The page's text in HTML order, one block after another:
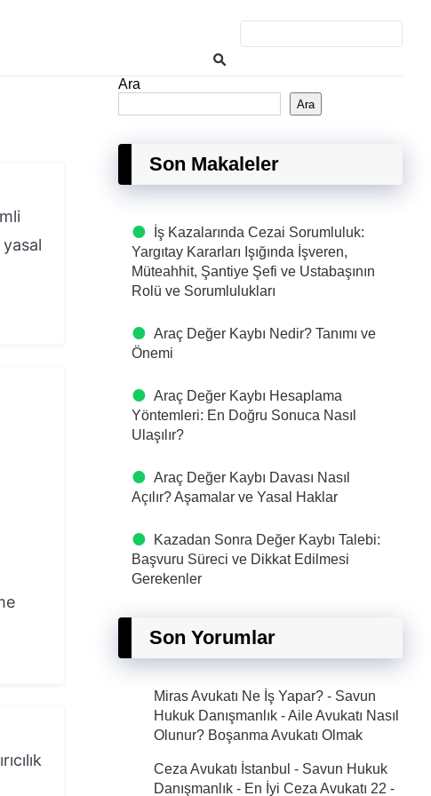
yasal
Ara
Ara
Son Makaleler
İş Kazalarında Cezai Sorumluluk:
Yargıtay Kararları Işığında İşveren,
Müteahhit, Şantiye Şefi ve Ustabaşının
Rolü ve Sorumlulukları
Araç Değer Kaybı Nedir? Tanımı ve
Önemi
Araç Değer Kaybı Hesaplama
Yöntemleri: En Doğru Sonuca Nasıl
Ulaşılır?
Araç Değer Kaybı Davası Nasıl
Açılır? Aşamalar ve Yasal Haklar
Kazadan Sonra Değer Kaybı Talebi:
Başvuru Süreci ve Dikkat Edilmesi
Gerekenler
Son Yorumlar
Miras Avukatı Ne İş Yapar? - Savun
Hukuk Danışmanlık -Aile Avukatı Nasıl
Olunur? Boşanma Avukatı Olmak
Ceza Avukatı İstanbul - Savun Hukuk
Danışmanlık - En İyi Ceza Avukatı 22 -